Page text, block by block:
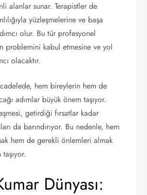
alanlar sunar. Terapistler de
yüzleşmelerine ve başa
olur. Bu tür profesyonel
problemini kabul etmesine ve yol
olacaktır.
hem bireylerin hem de
adımlar büyük önem taşıyor.
getirdiği fırsatlar kadar
da barındırıyor. Bu nedenle, hem
hem de gerekli önlemleri almak
Dünyası: